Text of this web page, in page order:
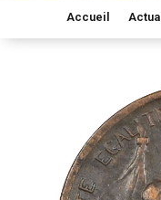
Accueil